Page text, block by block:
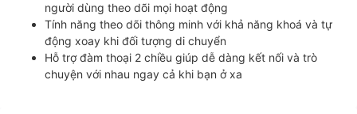
người dùng theo dõi mọi hoạt động
Tính năng theo dõi thông minh với khả năng khoá và tự
động xoay khi đối tượng di chuyển
Hỗ trợ đàm thoại 2 chiều giúp dễ dàng kết nối và trò
chuyện với nhau ngay cả khi bạn ở xa